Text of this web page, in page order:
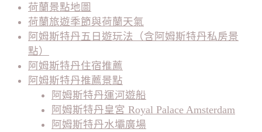
荷蘭景點地圖
荷蘭旅遊季節與荷蘭天氣
阿姆斯特丹五日遊玩法（含阿姆斯特丹私房景
點）
阿姆斯特丹住宿推薦
阿姆斯特丹推薦景點
阿姆斯特丹運河遊船
阿姆斯特丹皇宮 Royal Palace Amsterdam
阿姆斯特丹水壩廣場